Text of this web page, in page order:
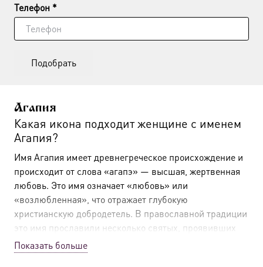
Телефон *
Подобрать
Агапия
Какая икона подходит женщине с именем
Агапия?
Имя Агапия имеет древнегреческое происхождение и
происходит от слова «агапэ» — высшая, жертвенная
любовь. Это имя означает «любовь» или
«возлюбленная», что отражает глубокую
христианскую добродетель. В православной традиции
это имя прославили несколько святых, проявивших
свою любовь к Богу через мученический подвиг и
духовное служение.
Показать больше